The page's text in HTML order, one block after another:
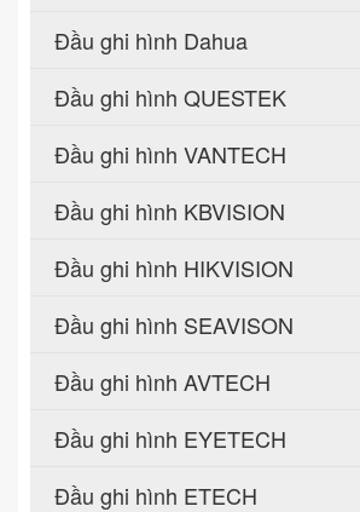
Đầu ghi hình Dahua
Đầu ghi hình QUESTEK
Đầu ghi hình VANTECH
Đầu ghi hình KBVISION
Đầu ghi hình HIKVISION
Đầu ghi hình SEAVISON
Đầu ghi hình AVTECH
Đầu ghi hình EYETECH
Đầu ghi hình ETECH